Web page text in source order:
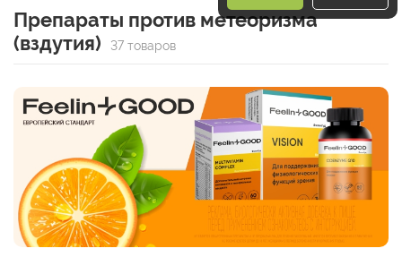
Препараты против метеоризма
(вздутия)
37 товаров